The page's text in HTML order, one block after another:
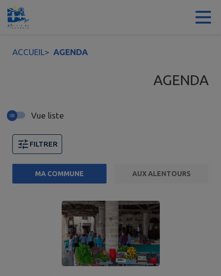
Contenu
ACCUEIL> AGENDA
AGENDA
Vue liste
FILTRER
MA COMMUNE AUX ALENTOURS